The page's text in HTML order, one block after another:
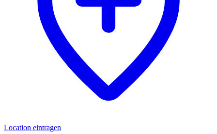
Location eintragen